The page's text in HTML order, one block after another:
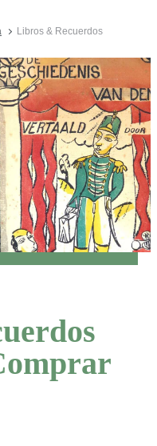
Libros & Recuerdos